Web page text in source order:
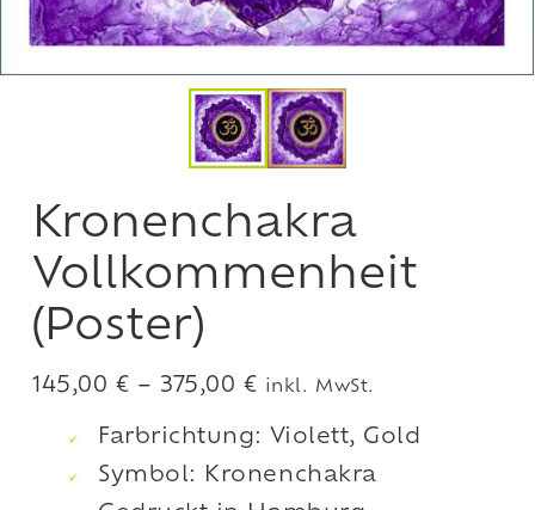
Kronenchakra
Vollkommenheit
(Poster)
145,00 € – 375,00 €Preisspanne:
bis
375,00 €
inkl. MwSt.
Farbrichtung: Violett, Gold
Symbol: Kronenchakra